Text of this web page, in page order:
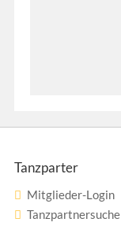
Tanzparter
Mitglieder-Login
Tanzpartnersuche